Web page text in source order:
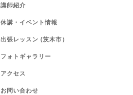
講師紹介
休講・イベント情報
出張レッスン (茨木市）
フォトギャラリー
アクセス
お問い合わせ